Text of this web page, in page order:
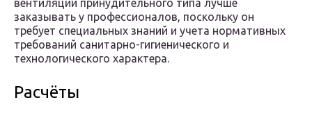
вентиляции принудительного типа лучше
заказывать у профессионалов, поскольку он
требует специальных знаний и учета нормативных
требований санитарно-гигиенического и
технологического характера.
Расчёты